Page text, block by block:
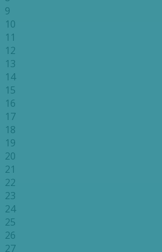
9
10
11
12
13
14
15
16
17
18
19
20
21
22
23
24
25
26
27